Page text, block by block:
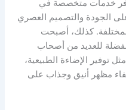
خدمات متخصصة في
الجودة والتصميم العصري
كذلك، أصبحت
للعديد من أصحاب
توفير الإضاءة الطبيعية،
مظهر أنيق وجذاب على